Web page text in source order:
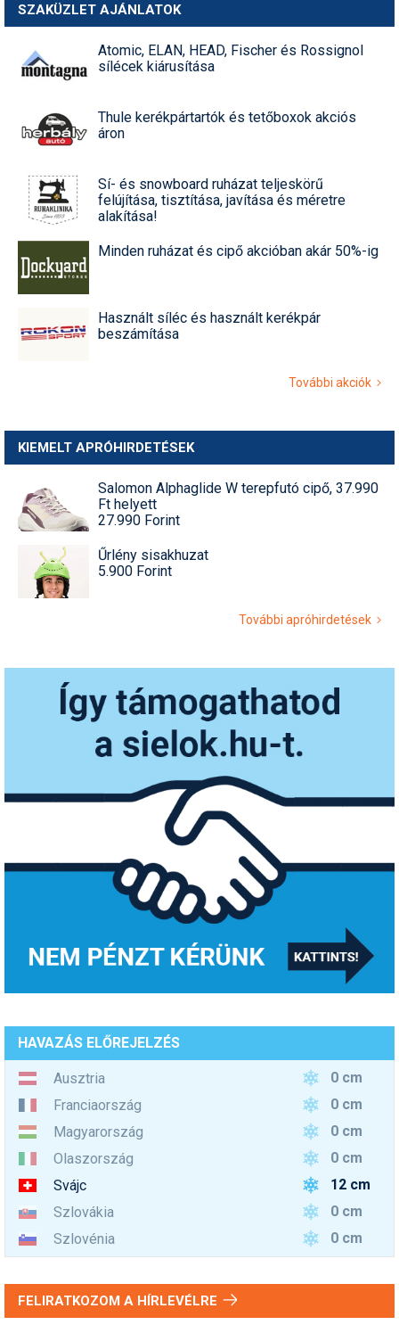
SZAKÜZLET AJÁNLATOK
Atomic, ELAN, HEAD, Fischer és Rossignol
sílécek kiárusítása
Thule kerékpártartók és tetőboxok akciós
áron
Sí- és snowboard ruházat teljeskörű
felújítása, tisztítása, javítása és méretre
alakítása!
Minden ruházat és cipő akcióban akár 50%-ig
Használt síléc és használt kerékpár
beszámítása
További akciók
KIEMELT APRÓHIRDETÉSEK
Salomon Alphaglide W terepfutó cipő, 37.990
Ft helyett
27.990 Forint
Űrlény sisakhuzat
5.900 Forint
További apróhirdetések
HAVAZÁS ELŐREJELZÉS
Ausztria
0 cm
Franciaország
0 cm
Magyarország
0 cm
Olaszország
0 cm
Svájc
12 cm
Szlovákia
0 cm
Szlovénia
0 cm
FELIRATKOZOM A HÍRLEVÉLRE